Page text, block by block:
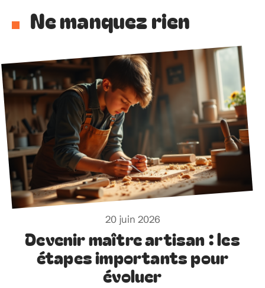
Ne manquez rien
20 juin 2026
Devenir maître artisan : les
étapes importants pour
évoluer